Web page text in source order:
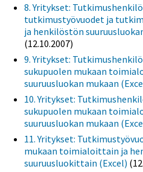
8. Yritykset:
tutkimustyövuodet ja
ja henkilöstön
(12.10.2007)
9. Yritykset:
sukupuolen mukaan
suuruusluokan mukaan
10. Yritykset:
sukupuolen mukaan
suuruusluokan mukaan
11. Yritykset:
mukaan toimialoittain ja
suuruusluokittain (Excel)